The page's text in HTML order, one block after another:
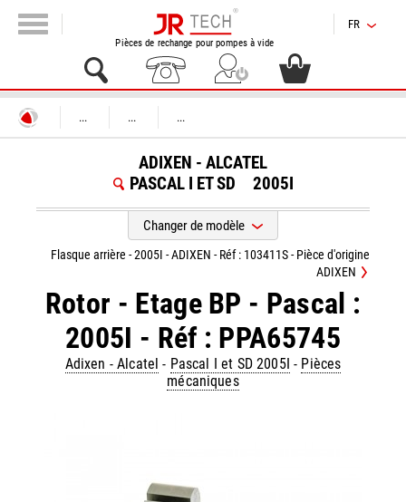
Pièces de rechange pour pompes à vide
FR
... ... ...
ADIXEN - ALCATEL
PASCAL I ET SD
2005I
Changer de modèle
Rotor - Etage BP - Pascal :
2005I - Réf : PPA65745
Adixen - Alcatel - Pascal I et SD 2005I - Pièces
mécaniques
Flasque arrière - 2005I - ADIXEN - Réf : 103411S - Pièce d'origine
ADIXEN